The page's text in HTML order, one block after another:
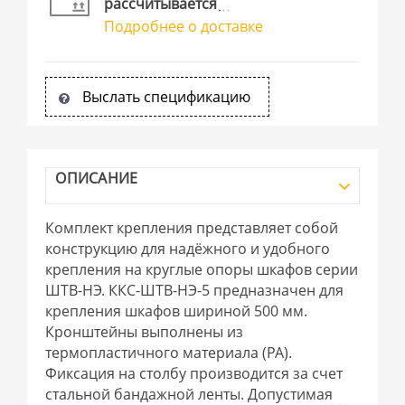
Подробнее о доставке
Выслать спецификацию
ОПИСАНИЕ
Комплект крепления представляет собой
конструкцию для надёжного и удобного
крепления на круглые опоры шкафов серии
ШТВ-НЭ. ККС-ШТВ-НЭ-5 предназначен для
крепления шкафов шириной 500 мм.
Кронштейны выполнены из
термопластичного материала (РА).
Фиксация на столбу производится за счет
стальной бандажной ленты. Допустимая